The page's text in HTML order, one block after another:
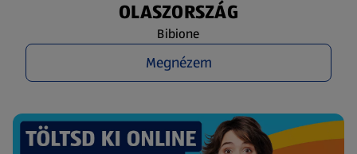
OLASZORSZÁG
Bibione
Megnézem